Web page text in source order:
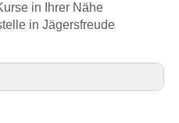
in Ihrer Nähe
in Jägersfreude